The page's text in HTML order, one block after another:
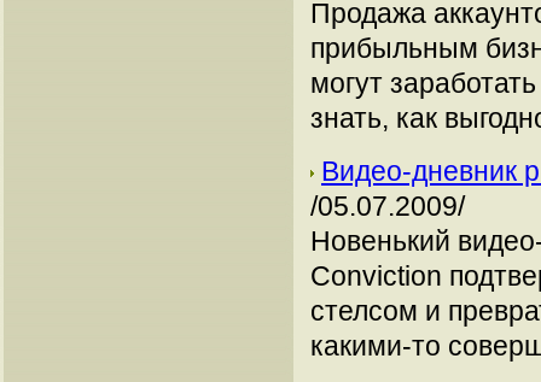
Продажа
прибыльным
могут
знать, как
Видео-дневник
/05.07.2009/
Новенький
Conviction
стелсом и
какими-то